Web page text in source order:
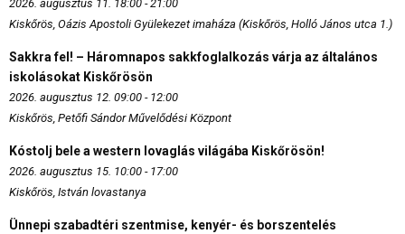
2026. augusztus 11. 18:00 - 21:00
Kiskőrös, Oázis Apostoli Gyülekezet imaháza (Kiskőrös, Holló János utca 1.)
Sakkra fel! – Háromnapos sakkfoglalkozás várja az általános
iskolásokat Kiskőrösön
2026. augusztus 12. 09:00 - 12:00
Kiskőrös, Petőfi Sándor Művelődési Központ
Kóstolj bele a western lovaglás világába Kiskőrösön!
2026. augusztus 15. 10:00 - 17:00
Kiskőrös, István lovastanya
Ünnepi szabadtéri szentmise, kenyér- és borszentelés